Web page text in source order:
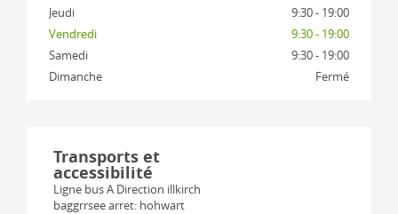
Jeudi
9:30 - 19:00
Vendredi
9:30 - 19:00
Samedi
9:30 - 19:00
Dimanche
Fermé
Transports et
accessibilité
Ligne bus A Direction illkirch
baggrrsee arret: hohwart